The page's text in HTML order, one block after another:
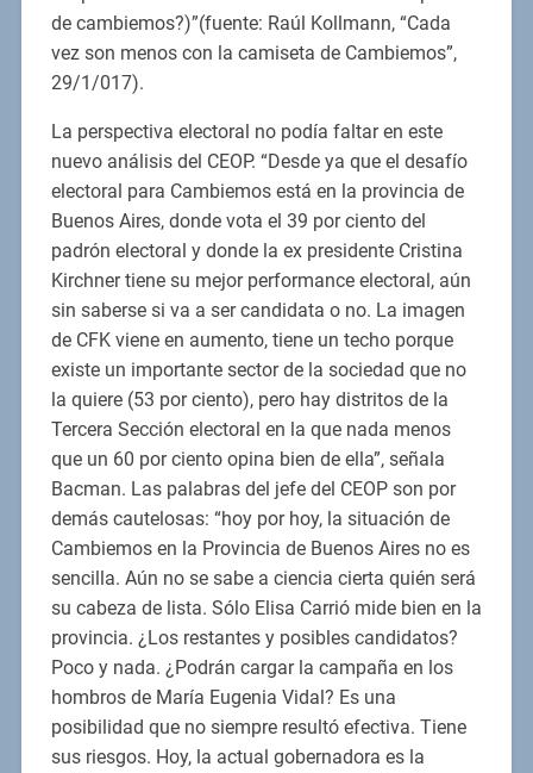
de cambiemos?)”(fuente: Raúl Kollmann, “Cada
vez son menos con la camiseta de Cambiemos”,
29/1/017).
La perspectiva electoral no podía faltar en este
nuevo análisis del CEOP. “Desde ya que el desafío
electoral para Cambiemos está en la provincia de
Buenos Aires, donde vota el 39 por ciento del
padrón electoral y donde la ex presidente Cristina
Kirchner tiene su mejor performance electoral, aún
sin saberse si va a ser candidata o no. La imagen
de CFK viene en aumento, tiene un techo porque
existe un importante sector de la sociedad que no
la quiere (53 por ciento), pero hay distritos de la
Tercera Sección electoral en la que nada menos
que un 60 por ciento opina bien de ella”, señala
Bacman. Las palabras del jefe del CEOP son por
demás cautelosas: “hoy por hoy, la situación de
Cambiemos en la Provincia de Buenos Aires no es
sencilla. Aún no se sabe a ciencia cierta quién será
su cabeza de lista. Sólo Elisa Carrió mide bien en la
provincia. ¿Los restantes y posibles candidatos?
Poco y nada. ¿Podrán cargar la campaña en los
hombros de María Eugenia Vidal? Es una
posibilidad que no siempre resultó efectiva. Tiene
sus riesgos. Hoy, la actual gobernadora es la